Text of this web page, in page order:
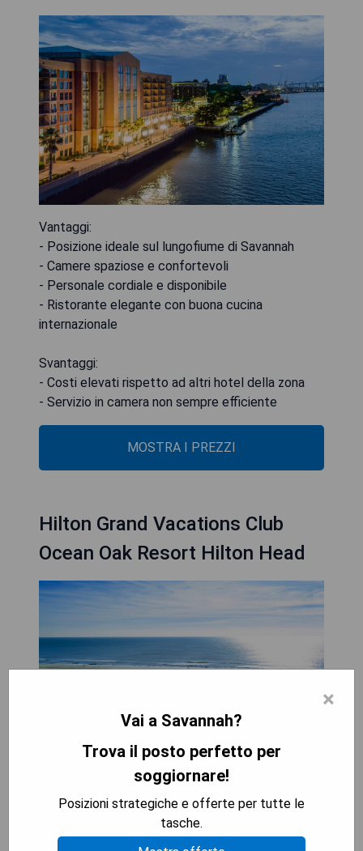
Vantaggi:
- Posizione ideale sul lungofiume di Savannah
- Camere spaziose e confortevoli
- Personale cordiale e disponibile
- Ristorante elegante con buona cucina
internazionale
Svantaggi:
- Costi elevati rispetto ad altri hotel della zona
- Servizio in camera non sempre efficiente
MOSTRA I PREZZI
Hilton Grand Vacations Club
Ocean Oak Resort Hilton Head
- Pro: Struttura di lusso
- Pro: Posizione panoramica sulla spiaggia
×
Vai a Savannah?
Trova il posto perfetto per
soggiornare!
Posizioni strategiche e offerte per tutte le
tasche.